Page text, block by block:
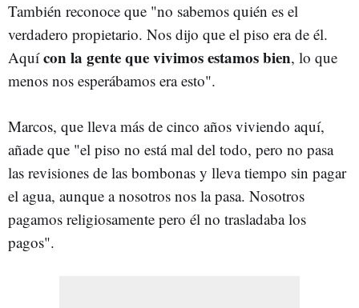
También reconoce que "no sabemos quién es el
verdadero propietario. Nos dijo que el piso era de él.
Aquícon la gente que vivimos estamos bien, lo que
menos nos esperábamos era esto".
Marcos, que lleva más de cinco años viviendo aquí,
añade que "el piso no está mal del todo, pero no pasa
las revisiones de las bombonas y lleva tiempo sin pagar
el agua, aunque a nosotros nos la pasa. Nosotros
pagamos religiosamente pero él no trasladaba los
pagos".